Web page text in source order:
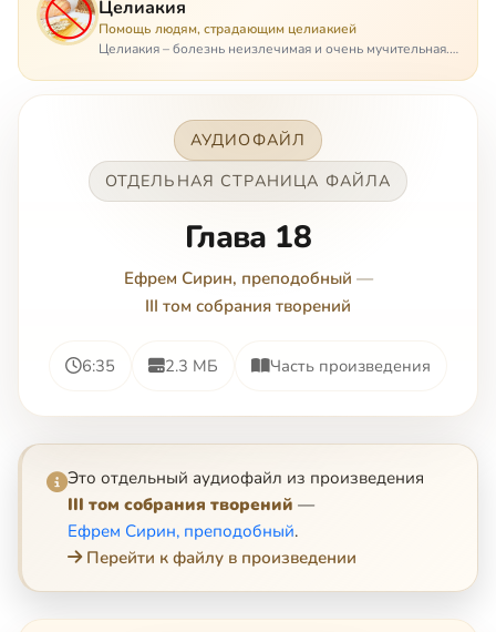
Целиакия
Помощь людям, страдающим целиакией
Целиакия – болезнь неизлечимая и очень мучительная.
целиакией страдает в одиночестве, не представляя
АУДИОФАЙЛ
ОТДЕЛЬНАЯ СТРАНИЦА ФАЙЛА
Глава 18
Ефрем Сирин, преподобный —
III том собрания творений
6:35 2.3 МБ Часть произведения
Это отдельный аудиофайл из произведения
III том собрания творений —
Ефрем Сирин, преподобный.
Перейти к файлу в произведении